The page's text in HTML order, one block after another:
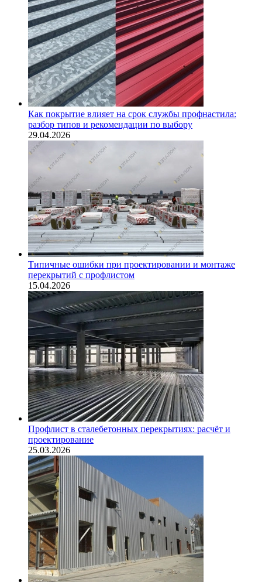
Как покрытие влияет на срок службы профнастила:
разбор типов и рекомендации по выбору
29.04.2026
Типичные ошибки при проектировании и монтаже
перекрытий с профлистом
15.04.2026
Профлист в сталебетонных перекрытиях: расчёт и
проектирование
25.03.2026